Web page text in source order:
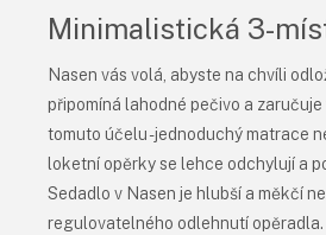
Minimalistická 3-
Nasen vás volá, abyste na chvíli
připomíná lahodné pečivo a
tomuto účelu - jednoduchý matrace
loketní opěrky se lehce odchylují a
Sedadlo v Nasen je hlubší a měkčí
regulovatelného odlehnutí